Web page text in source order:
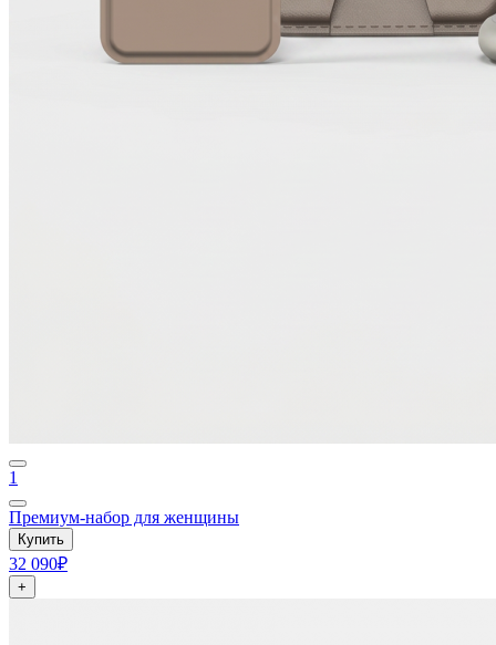
1
Премиум-набор для женщины
Купить
32 090₽
+